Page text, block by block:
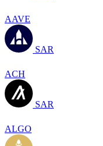
AAVE
SAR
ACH
SAR
ALGO